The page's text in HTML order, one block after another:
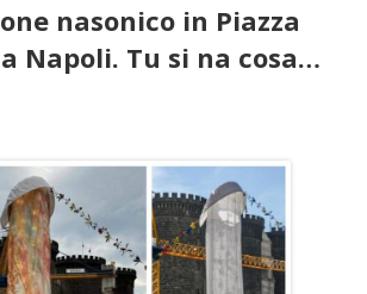
nasonico in Piazza
Napoli. Tu si na cosa…